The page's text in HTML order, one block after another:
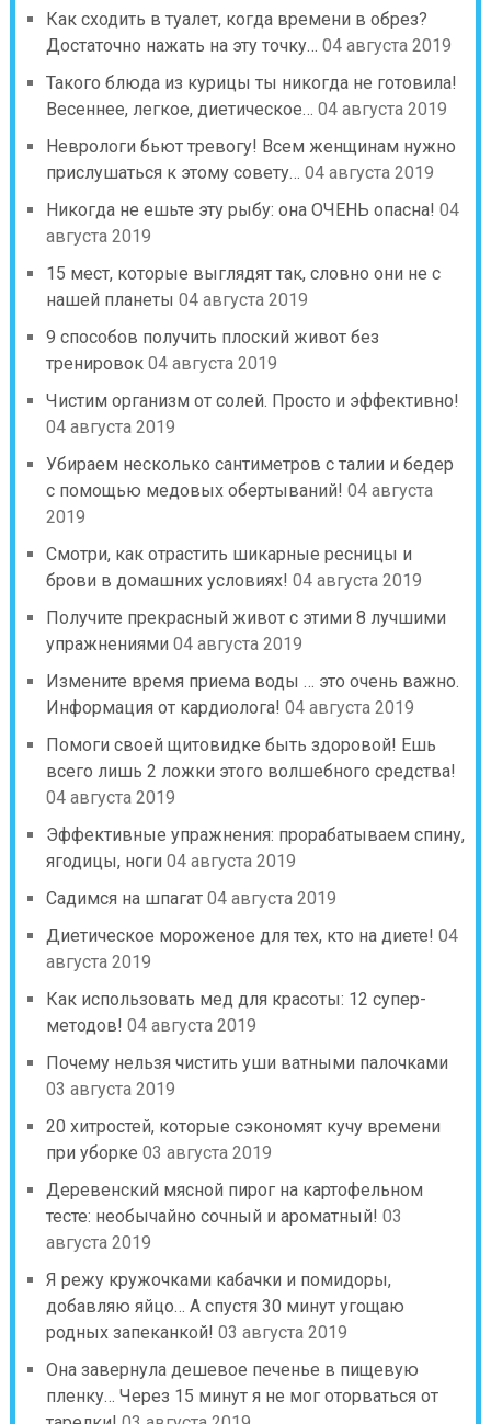
Как сходить в туалет, когда времени в обрез?
Достаточно нажать на эту точку… 04 августа 2019
Такого блюда из курицы ты никогда не готовила!
Весеннее, легкое, диетическое… 04 августа 2019
Неврологи бьют тревогу! Всем женщинам нужно
прислушаться к этому совету… 04 августа 2019
Никогда не ешьте эту рыбу: она ОЧЕНЬ опасна! 04
августа 2019
15 мест, которые выглядят так, словно они не с
нашей планеты 04 августа 2019
9 способов получить плоский живот без
тренировок 04 августа 2019
Чистим организм от солей. Просто и эффективно!
04 августа 2019
Убираем несколько сантиметров с талии и бедер
с помощью медовых обертываний! 04 августа
2019
Смотри, как отрастить шикарные ресницы и
брови в домашних условиях! 04 августа 2019
Получите прекрасный живот с этими 8 лучшими
упражнениями 04 августа 2019
Измените время приема воды … это очень важно.
Информация от кардиолога! 04 августа 2019
Помоги своей щитовидке быть здоровой! Ешь
всего лишь 2 ложки этого волшебного средства!
04 августа 2019
Эффективные упражнения: прорабатываем спину,
ягодицы, ноги 04 августа 2019
Садимся на шпагат 04 августа 2019
Диетическое мороженое для тех, кто на диете! 04
августа 2019
Как использовать мед для красоты: 12 супер-
методов! 04 августа 2019
Почему нельзя чистить уши ватными палочками
03 августа 2019
20 хитростей, которые сэкономят кучу времени
при уборке 03 августа 2019
Деревенский мясной пирог на картофельном
тесте: необычайно сочный и ароматный! 03
августа 2019
Я режу кружочками кабачки и помидоры,
добавляю яйцо… А спустя 30 минут угощаю
родных запеканкой! 03 августа 2019
Она завернула дешевое печенье в пищевую
пленку… Через 15 минут я не мог оторваться от